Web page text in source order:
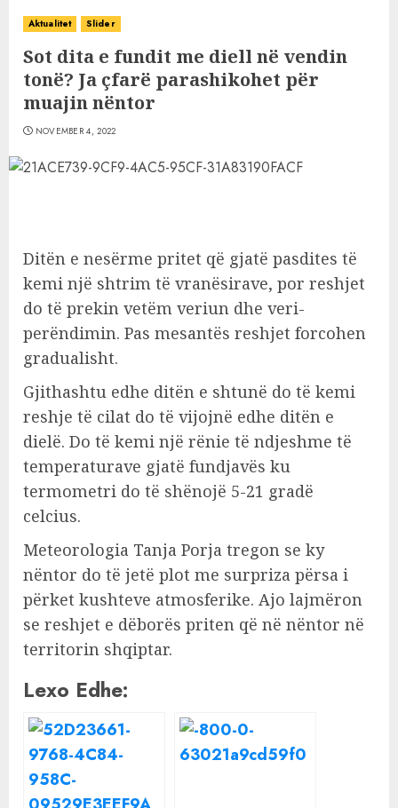
Aktualitet Slider
Sot dita e fundit me diell në vendin
tonë? Ja çfarë parashikohet për
muajin nëntor
NOVEMBER 4, 2022
Ditën e nesërme pritet që gjatë pasdites të
kemi një shtrim të vranësirave, por reshjet
do të prekin vetëm veriun dhe veri-
perëndimin. Pas mesantës reshjet forcohen
gradualisht.
Gjithashtu edhe ditën e shtunë do të kemi
reshje të cilat do të vijojnë edhe ditën e
dielë. Do të kemi një rënie të ndjeshme të
temperaturave gjatë fundjavës ku
termometri do të shënojë 5-21 gradë
celcius.
Meteorologia Tanja Porja tregon se ky
nëntor do të jetë plot me surpriza përsa i
përket kushteve atmosferike. Ajo lajmëron
se reshjet e dëborës priten që në nëntor në
territorin shqiptar.
Lexo Edhe: